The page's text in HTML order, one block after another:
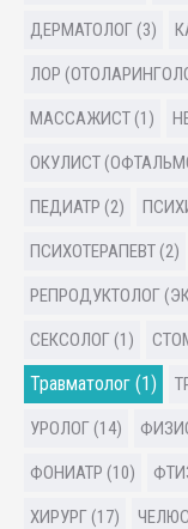
ДЕРМАТОЛОГ (3)
ЛОР
МАССАЖИСТ (1)
ОКУЛИСТ
ПЕДИАТР (2)
ПСИХОТЕРАПЕВТ (2)
РЕПРОДУКТОЛОГ
СЕКСОЛОГ (1)
Травматолог (1)
УРОЛОГ (14)
ФОНИАТР (10)
ХИРУРГ (17)